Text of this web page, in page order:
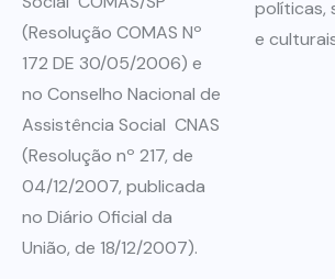
(Resolução COMAS Nº
172 DE 30/05/2006) e
no Conselho Nacional de
Assistência Social ­ CNAS
(Resolução nº 217, de
04/12/2007, publicada
no Diário Oficial da
União, de 18/12/2007).
políticas,
e